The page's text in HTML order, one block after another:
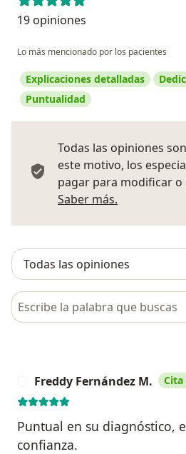
19 opiniones
Lo más mencionado por los pacientes
Explicaciones detalladas
Puntualidad
Todas las opiniones
este motivo, los
pagar para modificar
Saber más.
Busca en opiniones
Freddy Fernández M.
Puntual en su diagnóstico,
confianza.